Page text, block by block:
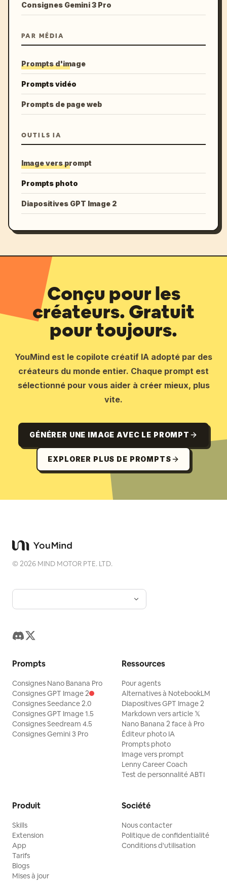
Consignes Gemini 3 Pro
PAR MÉDIA
Prompts d'image
Prompts vidéo
Prompts de page web
OUTILS IA
Image vers prompt
Prompts photo
Diapositives GPT Image 2
Conçu pour les
créateurs. Gratuit
pour toujours.
YouMind est le copilote créatif IA adopté par des
créateurs du monde entier. Chaque prompt est
sélectionné pour vous aider à créer mieux, plus
vite.
GÉNÉRER UNE IMAGE AVEC LE PROMPT
EXPLORER PLUS DE PROMPTS
©2026 MIND MOTOR PTE. LTD.
Prompts
Consignes Nano Banana Pro
Consignes GPT Image 2
Consignes Seedance 2.0
Consignes GPT Image 1.5
Consignes Seedream 4.5
Consignes Gemini 3 Pro
Ressources
Pour agents
Alternatives à NotebookLM
Diapositives GPT Image 2
Markdown vers article 𝕏
Nano Banana 2 face à Pro
Éditeur photo IA
Prompts photo
Image vers prompt
Lenny Career Coach
Test de personnalité ABTI
Produit
Skills
Extension
App
Tarifs
Blogs
Mises à jour
Société
Nous contacter
Politique de confidentialité
Conditions d'utilisation